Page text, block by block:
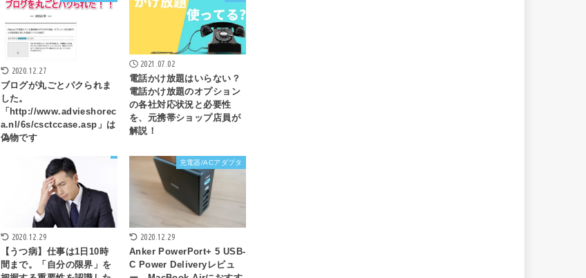
2020.12.27
ブログが丸ごとパクられま
した。
「http://www.advieshorec
a.nl/6s/csctccase.asp」は
偽物です
2021.07.02
電話かけ放題はいらない？
電話かけ放題のオプション
の各社対応状況と必要性
を、元携帯ショップ店員が
解説！
2020.12.29
【うつ病】仕事は1日10時
間まで。「自分の限界」を
充電器/ACアダプタ
2020.12.29
Anker PowerPort+ 5 USB-
C Power Deliveryレビュ